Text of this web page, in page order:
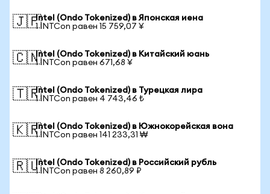
🇯🇵Intel (Ondo Tokenized) в Японская иена
1 INTCon равен 15 759,07 ¥
🇨🇳Intel (Ondo Tokenized) в Китайский юань
1 INTCon равен 671,68 ¥
🇹🇷Intel (Ondo Tokenized) в Турецкая лира
1 INTCon равен 4 743,46 ₺
🇰🇷Intel (Ondo Tokenized) в Южнокорейская вона
1 INTCon равен 141 233,31 ₩
🇷🇺Intel (Ondo Tokenized) в Российский рубль
1 INTCon равен 8 260,89 ₽